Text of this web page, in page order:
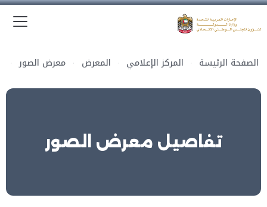
الصفحة الرئيسة المركز الإعلامي المعرض معرض الصور
تفاصيل معرض الصور